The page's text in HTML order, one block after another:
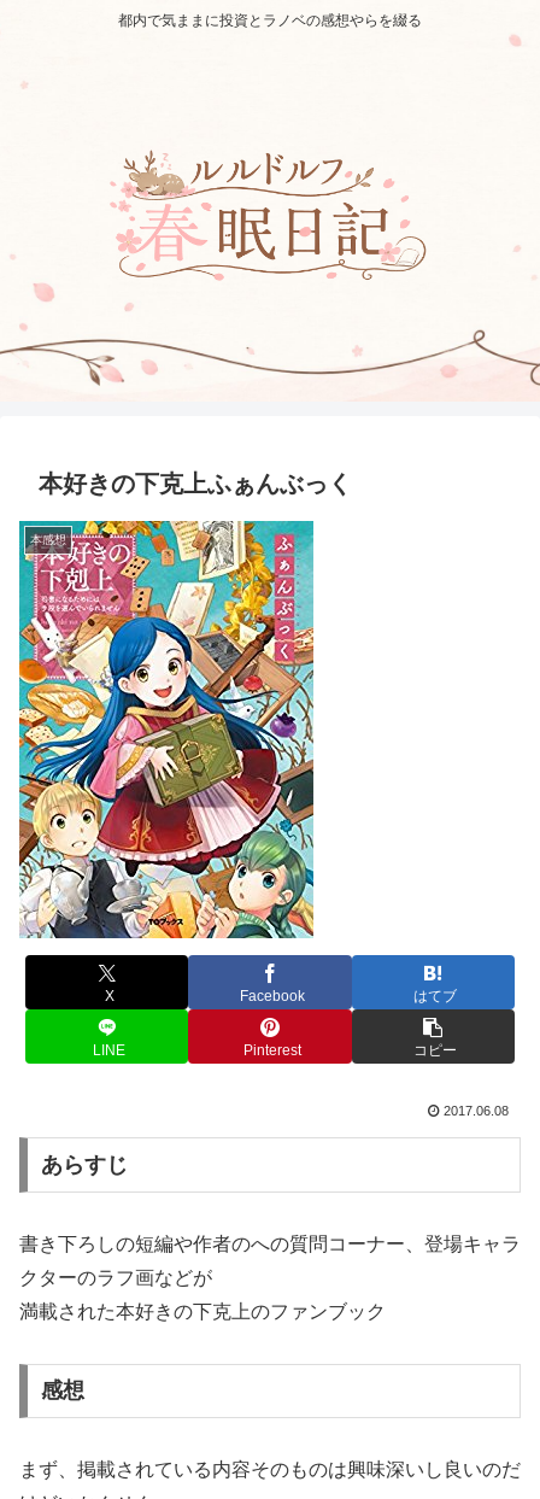
都内で気ままに投資とラノベの感想やらを綴る
本好きの下克上ふぁんぶっく
本感想
X Facebook はてブ
LINE Pinterest コピー
2017.06.08
あらすじ
書き下ろしの短編や作者のへの質問コーナー、登場キャラ
クターのラフ画などが
満載された本好きの下克上のファンブック
感想
まず、掲載されている内容そのものは興味深いし良いのだ